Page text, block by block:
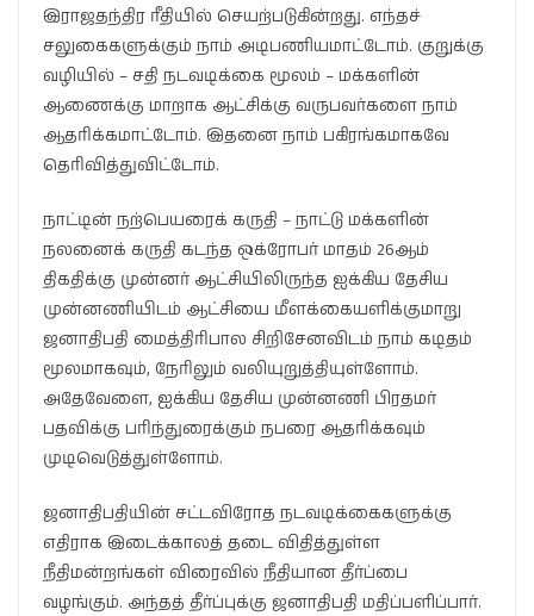
இராஜதந்திர ரீதியில் செயற்படுகின்றது. எந்தச்
சலுகைகளுக்கும் நாம் அடிபணியமாட்டோம். குறுக்கு
வழியில் – சதி நடவடிக்கை மூலம் – மக்களின்
ஆணைக்கு மாறாக ஆட்சிக்கு வருபவர்களை நாம்
ஆதரிக்கமாட்டோம். இதனை நாம் பகிரங்கமாகவே
தெரிவித்துவிட்டோம்.
நாட்டின் நற்பெயரைக் கருதி – நாட்டு மக்களின்
நலனைக் கருதி கடந்த ஒக்ரோபர் மாதம் 26ஆம்
திகதிக்கு முன்னர் ஆட்சியிலிருந்த ஐக்கிய தேசிய
முன்னணியிடம் ஆட்சியை மீளக்கையளிக்குமாறு
ஜனாதிபதி மைத்திரிபால சிறிசேனவிடம் நாம் கடிதம்
மூலமாகவும், நேரிலும் வலியுறுத்தியுள்ளோம்.
அதேவேளை, ஐக்கிய தேசிய முன்னணி பிரதமர்
பதவிக்கு பரிந்துரைக்கும் நபரை ஆதரிக்கவும்
முடிவெடுத்துள்ளோம்.
ஜனாதிபதியின் சட்டவிரோத நடவடிக்கைகளுக்கு
எதிராக இடைக்காலத் தடை விதித்துள்ள
நீதிமன்றங்கள் விரைவில் நீதியான தீர்ப்பை
வழங்கும். அந்தத் தீர்ப்புக்கு ஜனாதிபதி மதிப்பளிப்பார்.